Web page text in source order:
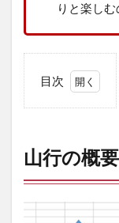
りと楽し
目次
の
概
要
2
山行の概要